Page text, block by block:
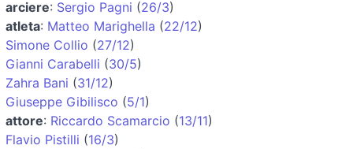
arciere: Sergio Pagni (26/3)
atleta: Matteo Marighella (22/12)
Simone Collio (27/12)
Gianni Carabelli (30/5)
Zahra Bani (31/12)
Giuseppe Gibilisco (5/1)
attore: Riccardo Scamarcio (13/11)
Flavio Pistilli (16/3)